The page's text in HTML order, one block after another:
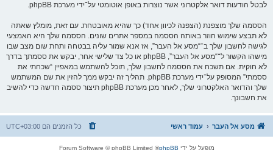
לבטל הודעות דואר אלקטרוני אשר נוצרות באופן אוטומטי על־ידי מערכת phpBB.
הססמה שלך מוצפנת (הצפנה לכיוון אחד) כך שהיא מאובטחת. עם זאת, מומלץ שאתה
לא תבצע שימוש חוזר באותה הססמה במספר אתרים שונים. הססמה שלך היא האמצעי
לגישה לחשבון שלך ב־“מסע אל העבר”, אז אנא שמור עליה בבטחה ותחת שום מצב שבו
מישהו הקשור ל־“מסע אל העבר”, phpBB או כל צד שלישי אחר, יבקש את ססמתך בדרך
לא חוקית. אם תשכח את הססמה לחשבון שלך, תוכל להשתמש במאפיין “שכחתי את
ססמתי” המסופק על־ידי מערכת phpBB. תהליך זה יבקש ממך להזין את שם המשתמש
שלך והדואר האלקטרוני שלך, לאחר מכן מערכת phpBB תיצור ססמה חדשה כדי להשיב
את חשבונך.
מסע אל העבר עמוד ראשי כל הזמנים הם UTC+03:00
מופעל על ידי phpBB
® Forum Software © phpBB Limited